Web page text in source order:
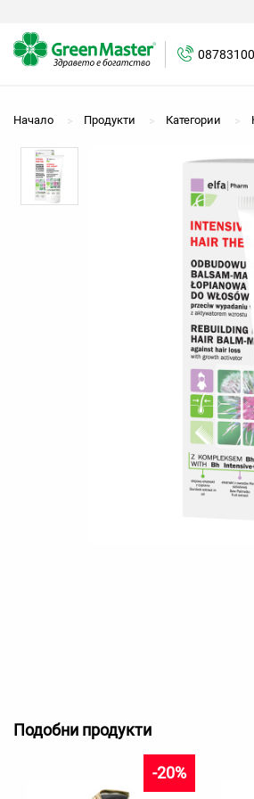
Начало Продукти Категории
Подобни продукти
-20%